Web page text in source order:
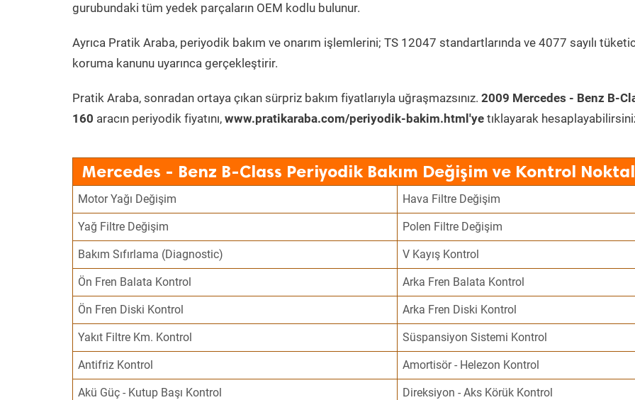
gurubundaki tüm yedek parçaların OEM kodlu bulunur.
Ayrıca Pratik Araba, periyodik bakım ve onarım işlemlerini; TS 12047 standartlarında ve 4077 sayılı
koruma kanunu uyarınca gerçekleştirir.
Pratik Araba, sonradan ortaya çıkan sürpriz bakım fiyatlarıyla uğraşmazsınız. 2009 Mercedes - Benz B-
160 aracın periyodik fiyatını, www.pratikaraba.com/periyodik-bakim.html'ye tıklayarak
Mercedes - Benz B-Class Periyodik Bakım Değişim ve Kontrol
Motor Yağı Değişim Hava Filtre Değişim
Yağ Filtre Değişim Polen Filtre Değişim
Bakım Sıfırlama (Diagnostic) V Kayış Kontrol
Ön Fren Balata Kontrol Arka Fren Balata Kontrol
Ön Fren Diski Kontrol Arka Fren Diski Kontrol
Yakıt Filtre Km. Kontrol Süspansiyon Sistemi Kontrol
Antifriz Kontrol Amortisör - Helezon Kontrol
Akü Güç - Kutup Başı Kontrol Direksiyon - Aks Körük Kontrol